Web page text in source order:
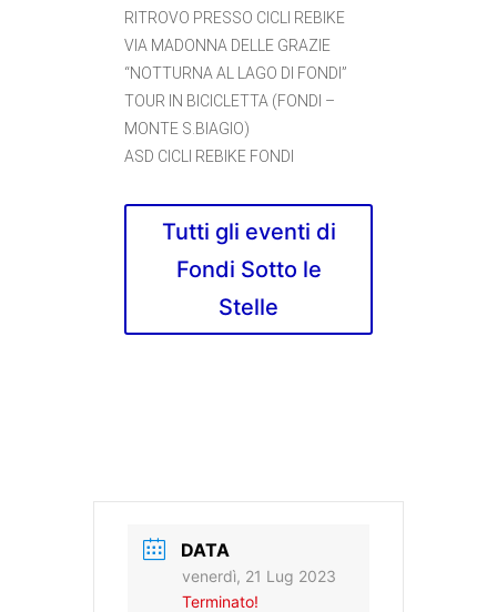
RITROVO PRESSO CICLI REBIKE
VIA MADONNA DELLE GRAZIE
“NOTTURNA AL LAGO DI FONDI”
TOUR IN BICICLETTA (FONDI –
MONTE S.BIAGIO)
ASD CICLI REBIKE FONDI
Tutti gli eventi di
Fondi Sotto le
Stelle
DATA
venerdì, 21 Lug 2023
Terminato!